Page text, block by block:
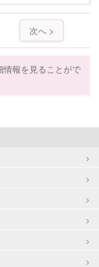
次へ >
報を見ることがで